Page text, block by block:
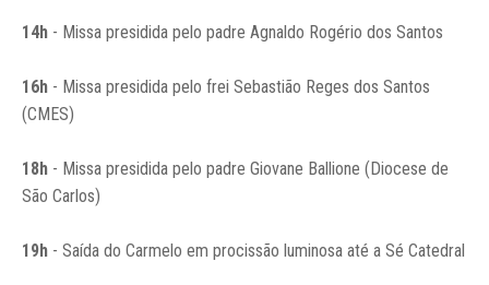
14h - Missa presidida pelo padre Agnaldo Rogério dos Santos
16h - Missa presidida pelo frei Sebastião Reges dos Santos
(CMES)
18h - Missa presidida pelo padre Giovane Ballione (Diocese de
São Carlos)
19h - Saída do Carmelo em procissão luminosa até a Sé Catedral